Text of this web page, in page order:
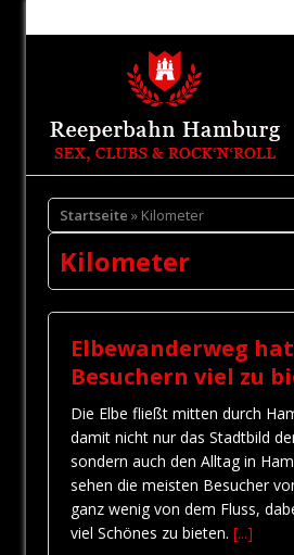
Startseite » Kilometer
Kilometer
Elbewanderweg
Besuchern viel zu
Die Elbe fließt mitten durch
damit nicht nur das Stadtbild
sondern auch den Alltag in
sehen die meisten Besucher
ganz wenig von dem Fluss,
viel Schönes zu bieten. [...]